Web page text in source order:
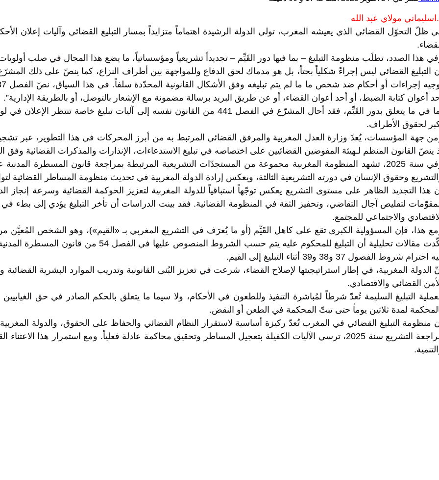
مولاي عبد الله
ظلّ التحوّل القضائي الذي يعيشه المغرب، تولي الدولة الرشيدة اهتماماً متزايداً بمسار التبليغ القضائي وآليات إعلان
هذا الصدد، تطلَب منظومة التبليغ – بما فيها دور القَيِّم – تجديداً تشريعياً ومؤسساتياً، ما يضع هذا المجال في صلب أولويات
التبليغ القضائي ليس إجراءً شكلياً بحتاً، بل هو مدماك لحق الدفاع وللمواجهة بين أطراف النزاع، كما ينصّ على ذلك
أعوان كتابة الضبط، أو أحد أعوان القضاء، أو عن طريق البريد برسالة مضمونة مع الإشعار بالتوصل، أو بالطريقة الإدارية”.
لحقوق الأطراف.
جهة المؤسسات، يُعدّ وزارة العدل المغربية والمرفق القضائي المرتبط به من أبرز المحركات في هذا التطوير، عبر
ينصّ القانون المنظم لـهيئة المفوضين القضائيين على اختصاصه في تبليغ الاستدعاءات، الإنذارات والمذكرات القضائية وفق
وحقوق الإنسان في دورته التشريعية الثالثة، ويعكس إرادة الدولة المغربية في تحديث منظومة المساطر القضائية
هذا التجديد الظاهر على مستوى التشريع يعكس توجّهاً استباقياً للدولة المغربية لتعزيز الحوكمة القضائية وسرعة إنجاز
لتقليص آجال التقاضي، وتحفيز الثقة في المنظومة القضائية. فقد بينت الدراسات أن تأخر التبليغ يؤدي إلى
والاجتماعي للمجتمع.
هذا، فإن المسؤولية الكبرى تقع على كاهل القَيِّم (أو ما يُعرَف في التشريع المغربي بـ «القيم»)، وهو الشخص المُعيَّن من
أكّدت مقالات تحليلية أن التبليغ للمحكوم عليه يتم
احترام شروط الفصول 37 و38 و39 أثناء التبليغ إلى القيم.
الدولة المغربية، في إطار استراتيجيتها لإصلاح القضاء، شرعت في تعزيز البُنى القانونية وتدريب الموارد البشرية
القضائي والاقتصادي.
التبليغ السليمة تُعدّ شرطاً لمُباشرة التنفيذ وللطعون في الأحكام، ولا سيما ما يتعلق بالحكم الصادر في حق
لمدة ثلاثين يوماً حتى تبتّ المحكمة في الطعن أو النقض.
منظومة التبليغ القضائي في المغرب تُعدّ ركيزة أساسية لاستقرار النظام القضائي والحفاظ على الحقوق، والدولة
مراجعة التشريع سنة 2025، ترسي الآليات الكفيلة بتعجيل المساطر وتحقيق محاكمة عادلة فعلياً. ومع استمرار هذا